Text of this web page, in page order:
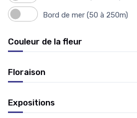
Bord de mer (50 à 250m)
Couleur de la fleur
Floraison
Expositions